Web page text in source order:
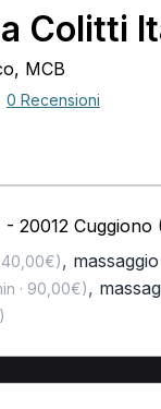
Colitti
MCB
0 Recensioni
20012 Cuggiono
40,00€),
· 90,00€),